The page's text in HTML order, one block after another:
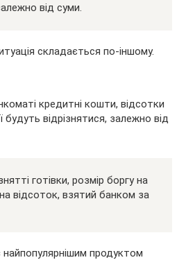
від суми.
складається по-іншому.
кредитні кошти, відсотки
будуть відрізнятися, залежно від
готівки, розмір боргу на
відсоток, взятий банком за
найпопулярнішим продуктом